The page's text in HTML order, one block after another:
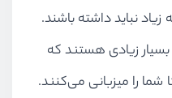
زیاد نباید داشته باشند.
زیادی هستند که
شما را میزبانی می‌کنند.